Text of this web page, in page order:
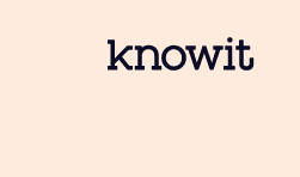
Till startsidan på